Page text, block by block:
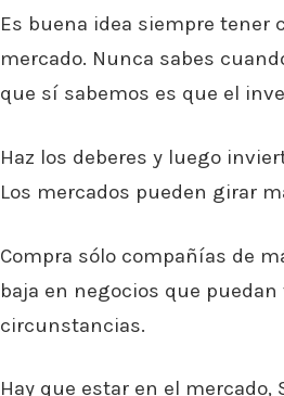
Es buena idea siempre tener
mercado. Nunca sabes
que sí sabemos es que el
Haz los deberes y luego
Los mercados pueden girar
Compra sólo compañías de
baja en negocios que
circunstancias.
Hay que estar en el mercado,